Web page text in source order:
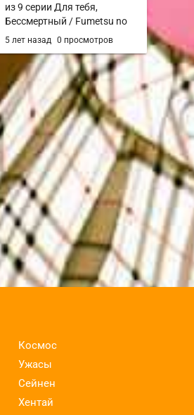
из 9 серии Для тебя,
Бессмертный / Fumetsu no
Anata e
5 лет назад 0 просмотров
Космос
Ужасы
Сейнен
Хентай